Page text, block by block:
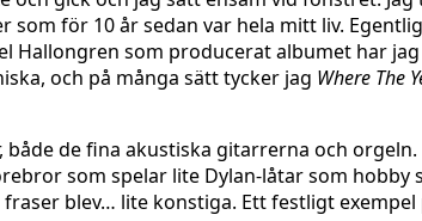
för 10 år sedan var hela mitt liv.
som producerat albumet har
och på många sätt tycker jag Where The
de fina akustiska gitarrerna och
som spelar lite Dylan-låtar som hobby
blev… lite konstiga. Ett festligt exempel